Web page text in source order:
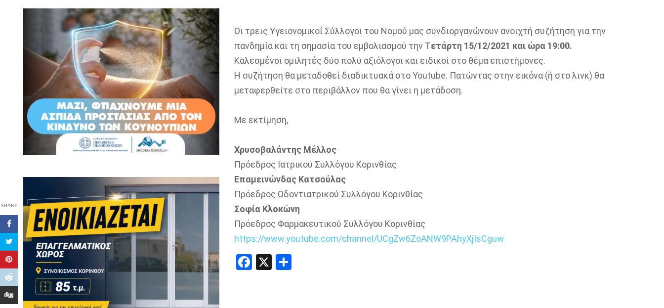
SHARE
Οι τρεις Υγειονομικοί Σύλλογοι του Νομού μας συνδιοργανώνουν ανοιχτή συζήτηση για την
πανδημία και τη σημασία του εμβολιασμού την Τετάρτη 15/12/2021 και ώρα 19:00.
Καλεσμένοι ομιλητές δύο πολύ αξιόλογοι και ειδικοί στο θέμα επιστήμονες.
Η συζήτηση θα μεταδοθεί διαδικτυακά στο Youtube. Πατώντας στην εικόνα (ή στο λινκ) θα
μεταφερθείτε στο περιβάλλον που θα γίνει η μετάδοση.
Με εκτίμηση,
Χρυσοβαλάντης Μέλλος
Πρόεδρος Ιατρικού Συλλόγου Κορινθίας
Επαμεινώνδας Κατσούλας
Πρόεδρος Οδοντιατρικού Συλλόγου Κορινθίας
Σοφία Κλοκώνη
Πρόεδρος Φαρμακευτικού Συλλόγου Κορινθίας
https://www.youtube.com/channel/UCgZw6ZoANW9PAhyXjIsCguw
Facebook
X Share